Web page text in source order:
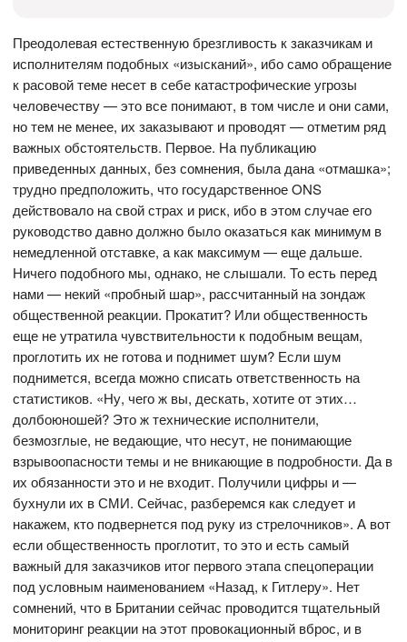
Преодолевая естественную брезгливость к заказчикам и
исполнителям подобных «изысканий», ибо само обращение
к расовой теме несет в себе катастрофические угрозы
человечеству — это все понимают, в том числе и они сами,
но тем не менее, их заказывают и проводят — отметим ряд
важных обстоятельств. Первое. На публикацию
приведенных данных, без сомнения, была дана «отмашка»;
трудно предположить, что государственное ONS
действовало на свой страх и риск, ибо в этом случае его
руководство давно должно было оказаться как минимум в
немедленной отставке, а как максимум — еще дальше.
Ничего подобного мы, однако, не слышали. То есть перед
нами — некий «пробный шар», рассчитанный на зондаж
общественной реакции. Прокатит? Или общественность
еще не утратила чувствительности к подобным вещам,
проглотить их не готова и поднимет шум? Если шум
поднимется, всегда можно списать ответственность на
статистиков. «Ну, чего ж вы, дескать, хотите от этих…
долбоюношей? Это ж технические исполнители,
безмозглые, не ведающие, что несут, не понимающие
взрывоопасности темы и не вникающие в подробности. Да в
их обязанности это и не входит. Получили цифры и —
бухнули их в СМИ. Сейчас, разберемся как следует и
накажем, кто подвернется под руку из стрелочников». А вот
если общественность проглотит, то это и есть самый
важный для заказчиков итог первого этапа спецоперации
под условным наименованием «Назад, к Гитлеру». Нет
сомнений, что в Британии сейчас проводится тщательный
мониторинг реакции на этот провокационный вброс, и в